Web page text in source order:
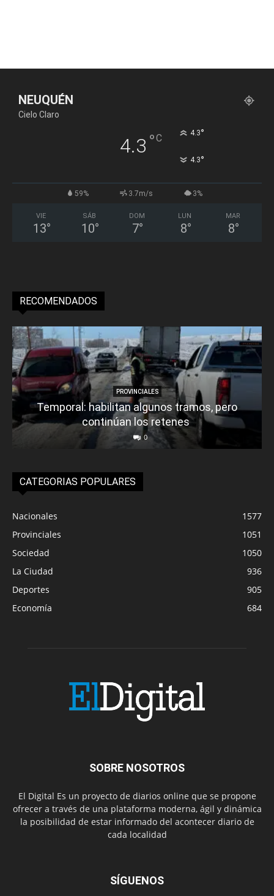
NEUQUÉN
Cielo Claro
4.3 °C 4.3°
4.3°
59% 3.7m/s 3%
VIE
13°
SÁB
10°
DOM
7°
LUN
8°
MAR
8°
RECOMENDADOS
PROVINCIALES
Temporal: habilitan algunos tramos, pero
continúan los retenes
0
CATEGORIAS POPULARES
Nacionales
1577
Provinciales
1051
Sociedad
1050
La Ciudad
936
Deportes
905
Economía
684
SOBRE NOSOTROS
El Digital Es un proyecto de diarios online que se propone
ofrecer a través de una plataforma moderna, ágil y dinámica
la posibilidad de estar informado del acontecer diario de
cada localidad
SÍGUENOS